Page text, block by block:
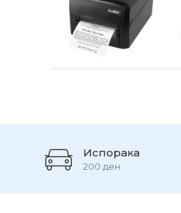
Испорака
200 ден